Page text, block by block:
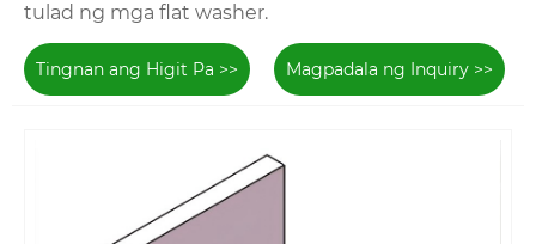
tulad ng mga flat washer.
Tingnan ang Higit Pa >> Magpadala ng Inquiry >>